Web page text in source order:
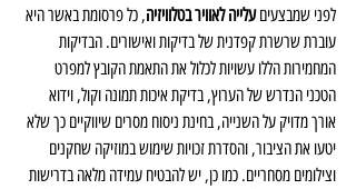
לפני שמבצעים עלייה לאוויר בטלוויזיה, כל פרסומת באשר היא
עוברת שרשרת קפדנית של בדיקות ואישורים. הבדיקות
המחמירות הללו עשויות לכלול את התאמת הקובץ למפרט
הטכני הנדרש של הערוץ, בדיקת איכות תמונה וקול, וידוא
אורך מדויק על השנייה, בחינת ניסוח מסרים שיווקיים כך שלא
יטעו את הציבור, והסדרת זכויות שימוש במוזיקה שחקנים
וצילומים מסחריים. כמו כן, יש להבטיח עמידה מלאה בדרישות